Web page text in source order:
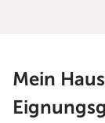
Mein